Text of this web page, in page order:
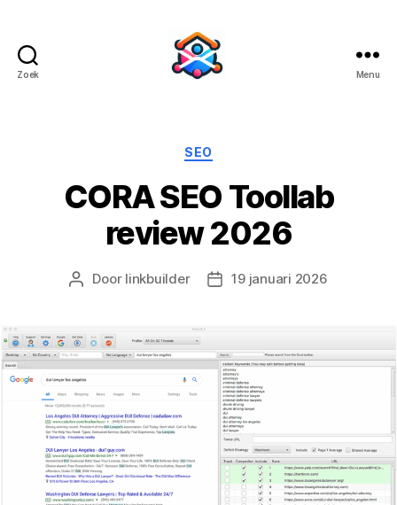
Zoek Menu
Categorieën
SEO
CORA SEO Toollab
review 2026
Berichtauteur
Door linkbuilder Berichtdatum
19 januari 2026